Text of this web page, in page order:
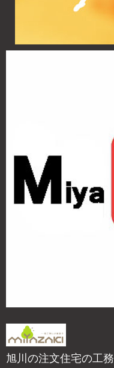
旭川の注文住宅の工